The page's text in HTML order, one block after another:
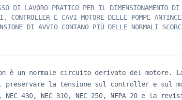
DI LAVORO PRATICO PER IL DIMENSIONAMENTO
CONTROLLER E CAVI MOTORE DELLE POMPE
DI AVVIO CONTANO PIÙ DELLE NORMALI
è un normale circuito derivato del motore.
preservare la tensione sul controller e
NEC 430, NEC 310, NEC 250, NFPA 20 e